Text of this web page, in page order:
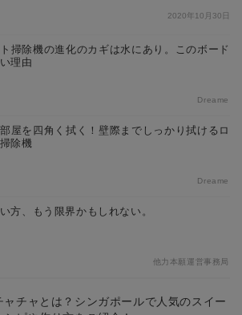
2020年10月30日
掃除機の進化のカギは水にあり。このボード
理由
Dreame
屋を四角く拭く！壁際までしっかり拭けるロ
除機
Dreame
方、もう限界かもしれない。
他力本願運営事務局
ャチャとは？シンガポールで人気のスイー